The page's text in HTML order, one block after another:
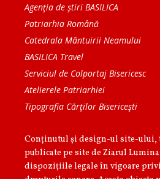
Agenţia de ştiri BASILICA
Patriarhia Română
Catedrala Mântuirii Neamului
BASILICA Travel
Serviciul de Colportaj Bisericesc
Atelierele Patriarhiei
Tipografia Cărţilor Bisericeşti
Conținutul și design-ul site-ului,
publicate pe site de Ziarul
dispoziţiile legale în vigoare